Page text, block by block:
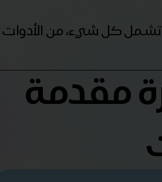
تشمل كل شيء، من الأدوات
مقدمة